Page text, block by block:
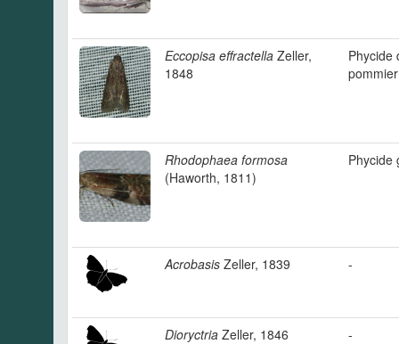
Eccopisa effractella Zeller,
1848
Phycide
pommier
Rhodophaea formosa
(Haworth, 1811)
Phycide
Acrobasis Zeller, 1839 -
Dioryctria Zeller, 1846 -